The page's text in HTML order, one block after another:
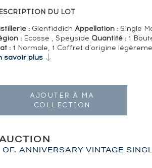
DU LOT
:Glenfiddich Appellation :Single
: Ecosse , Speyside Quantité :1
:1 Normale, 1 Coffret d'origine
savoir plus
ANNIVERSARY VINTAGE
AJOUTER À MA
COLLECTION